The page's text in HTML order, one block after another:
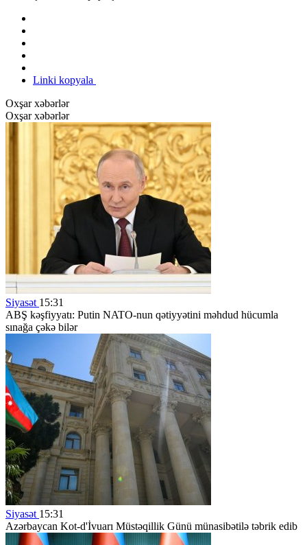
Linki kopyala
Oxşar xəbərlər
Oxşar xəbərlər
Siyasət 15:31
ABŞ kəşfiyyatı: Putin NATO-nun qətiyyətini məhdud hücumla
sınağa çəkə bilər
Siyasət 15:31
Azərbaycan Kot-d'İvuarı Müstəqillik Günü münasibətilə təbrik edib